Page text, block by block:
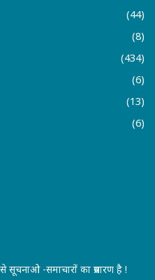
(44)
(8)
(434)
(6)
(13)
(6)
-समाचारों का प्रसारण है !